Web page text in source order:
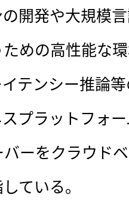
開発や大規模
めの高性能な
テンシー推論
プラットフォ
ーをクラウド
ている。